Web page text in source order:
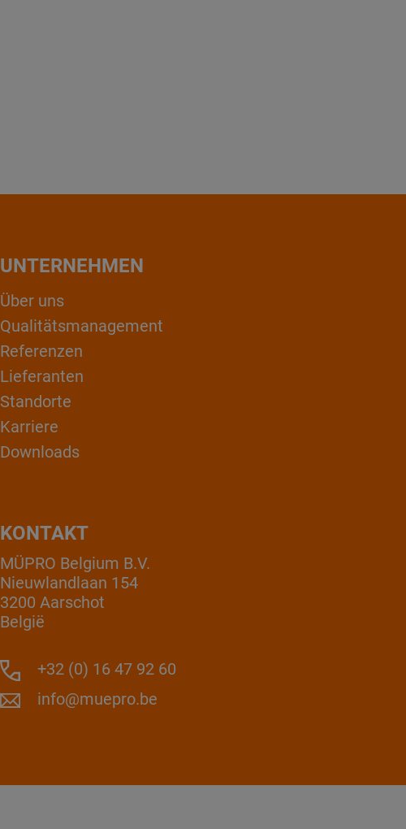
UNTERNEHMEN
Über uns
Qualitätsmanagement
Referenzen
Lieferanten
Standorte
Karriere
Downloads
KONTAKT
MÜPRO Belgium B.V.
Nieuwlandlaan 154
3200 Aarschot
België
+32 (0) 16 47 92 60
info@muepro.be